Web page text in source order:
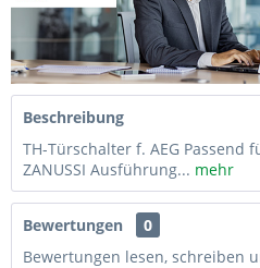
Beschreibung
TH-Türschalter f. AEG Passend
ZANUSSI Ausführung... mehr
Bewertungen
0
Bewertungen lesen, schreiben